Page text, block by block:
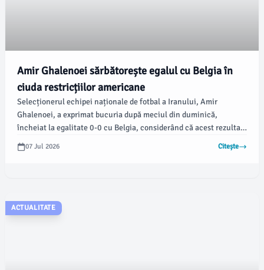
Amir Ghalenoei sărbătorește egalul cu Belgia în
ciuda restricțiilor americane
Selecționerul echipei naționale de fotbal a Iranului, Amir
Ghalenoei, a exprimat bucuria după meciul din duminică,
încheiat la egalitate 0-0 cu Belgia, considerând că acest rezultat
a adus „un punct valoros” pentru echipa sa, chiar și în fața
restricțiilor impuse de guvernul SUA.
07 Jul 2026 Citește
ACTUALITATE